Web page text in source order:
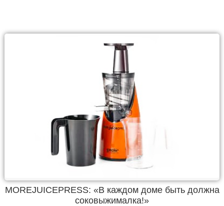
MOREJUICEPRESS: «В каждом доме быть должна
соковыжималка!»